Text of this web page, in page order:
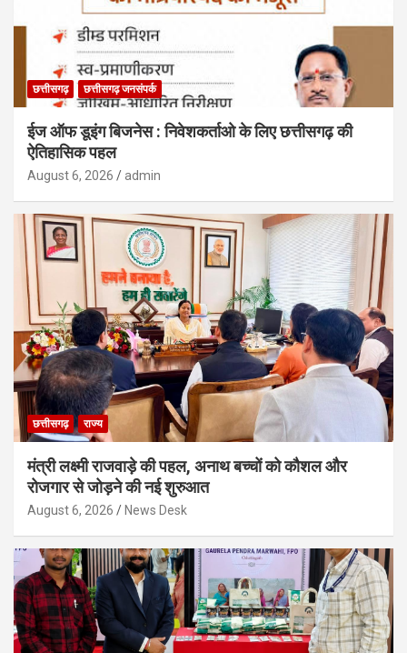
छत्तीसगढ़ छत्तीसगढ़ जनसंपर्क
ईज ऑफ डूइंग बिजनेस : निवेशकर्ताओ के लिए छत्तीसगढ़ की
ऐतिहासिक पहल
August 6, 2026 admin
छत्तीसगढ़ राज्य
मंत्री लक्ष्मी राजवाड़े की पहल, अनाथ बच्चों को कौशल और
रोजगार से जोड़ने की नई शुरुआत
August 6, 2026 News Desk